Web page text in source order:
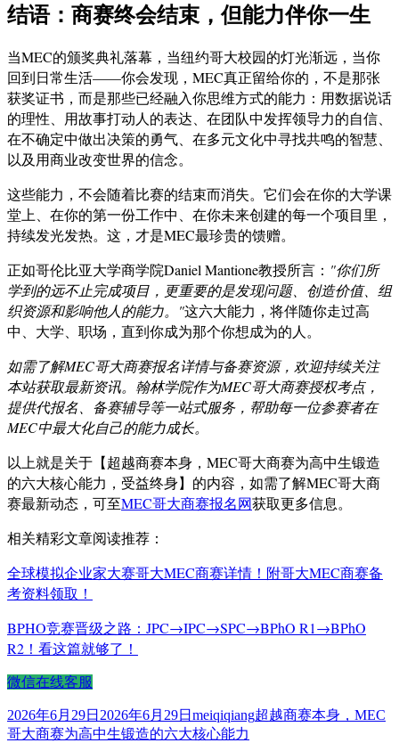
结语：商赛终会结束，但能力伴你一生
当MEC的颁奖典礼落幕，当纽约哥大校园的灯光渐远，当你
回到日常生活——你会发现，MEC真正留给你的，不是那张
获奖证书，而是那些已经融入你思维方式的能力：用数据说话
的理性、用故事打动人的表达、在团队中发挥领导力的自信、
在不确定中做出决策的勇气、在多元文化中寻找共鸣的智慧、
以及用商业改变世界的信念。
这些能力，不会随着比赛的结束而消失。它们会在你的大学课
堂上、在你的第一份工作中、在你未来创建的每一个项目里，
持续发光发热。这，才是MEC最珍贵的馈赠。
正如哥伦比亚大学商学院Daniel Mantione教授所言： "你们所
学到的远不止完成项目，更重要的是发现问题、创造价值、组
织资源和影响他人的能力。"这六大能力，将伴随你走过高
中、大学、职场，直到你成为那个你想成为的人。
如需了解MEC哥大商赛报名详情与备赛资源，欢迎持续关注
本站获取最新资讯。翰林学院作为MEC哥大商赛授权考点，
提供代报名、备赛辅导等一站式服务，帮助每一位参赛者在
MEC中最大化自己的能力成长。
以上就是关于【超越商赛本身，MEC哥大商赛为高中生锻造
的六大核心能力，受益终身】的内容，如需了解MEC哥大商
赛最新动态，可至MEC哥大商赛报名网获取更多信息。
相关精彩文章阅读推荐：
全球模拟企业家大赛哥大MEC商赛详情！附哥大MEC商赛备
考资料领取！
BPHO竞赛晋级之路：JPC→IPC→SPC→BPhO R1→BPhO
R2！看这篇就够了！
微信在线客服
发
布
2026年6月29日 2026年6月29日 作
者
meiqiqiang标
超越商赛本身，MEC
哥大商赛为高中生锻造的六大核心能力